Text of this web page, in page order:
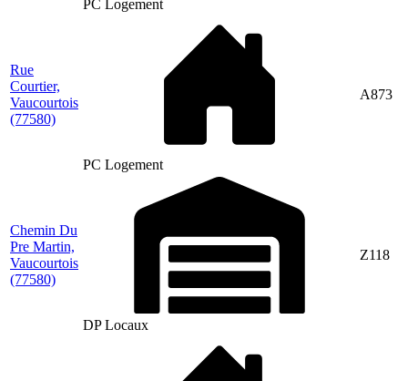
PC Logement
Rue
Courtier,
Vaucourtois
(77580)
PC Logement
A873
Chemin Du
Pre Martin,
Vaucourtois
(77580)
DP Locaux
Z118